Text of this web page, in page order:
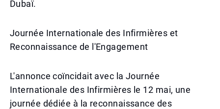
Dubaï.
Journée Internationale des Infirmières et
Reconnaissance de l'Engagement
L'annonce coïncidait avec la Journée
Internationale des Infirmières le 12 mai, une
journée dédiée à la reconnaissance des